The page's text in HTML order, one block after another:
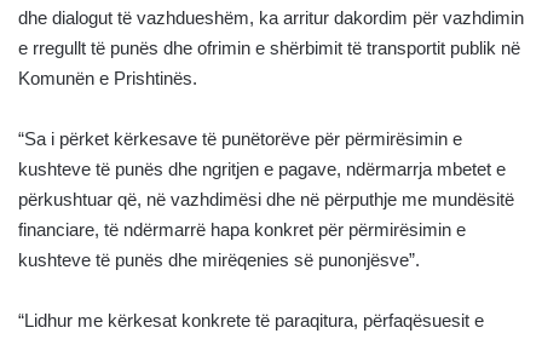
dhe dialogut të vazhdueshëm, ka arritur dakordim për vazhdimin
e rregullt të punës dhe ofrimin e shërbimit të transportit publik në
Komunën e Prishtinës.
“Sa i përket kërkesave të punëtorëve për përmirësimin e
kushteve të punës dhe ngritjen e pagave, ndërmarrja mbetet e
përkushtuar që, në vazhdimësi dhe në përputhje me mundësitë
financiare, të ndërmarrë hapa konkret për përmirësimin e
kushteve të punës dhe mirëqenies së punonjësve”.
“Lidhur me kërkesat konkrete të paraqitura, përfaqësuesit e